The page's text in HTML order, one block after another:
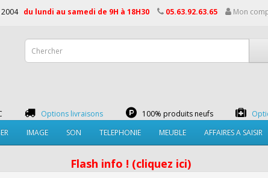
du lundi au samedi de 9H à 18H30 05.63.92.63.65 Mon
Options livraisons 100% produits neufs
IMAGE SON TELEPHONIE MEUBLE AFFAIRES A SAISIR
Flash info ! (cliquez ici)